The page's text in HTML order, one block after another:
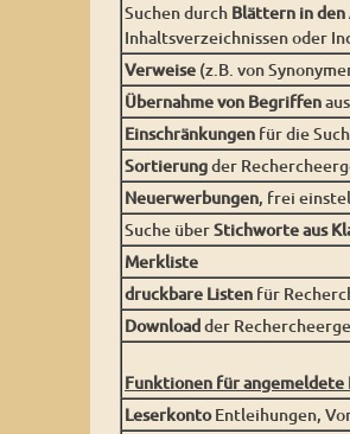
Suchen durch Blättern in
Inhaltsverzeichnissen oder
Verweise (z.B. von
Übernahme von Begriffen
Einschränkungen für die
Sortierungder
Neuerwerbungen, frei
Suche überStichworte aus
Merkliste
druckbare Listen für
Downloadder
Funktionen für angemeldete
LeserkontoEntleihungen,